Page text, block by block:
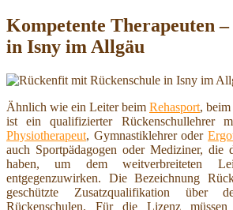
Kompetente Therapeuten –
in Isny im Allgäu
Ähnlich wie ein Leiter beim Rehasport, beim
ist ein qualifizierter Rückenschullehrer
Physiotherapeut, Gymnastiklehrer oder
auch Sportpädagogen oder Mediziner, die
haben, um dem weitverbreiteten
entgegenzuwirken. Die Bezeichnung
geschützte Zusatzqualifikation über
Rückenschulen. Für die Lizenz